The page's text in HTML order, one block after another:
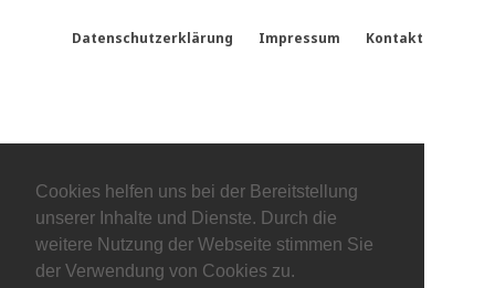
Cookies helfen uns bei der Bereitstellung
unserer Inhalte und Dienste. Durch die
weitere Nutzung der Webseite stimmen Sie
der Verwendung von Cookies zu.
Datenschutzerklärung Impressum Kontakt